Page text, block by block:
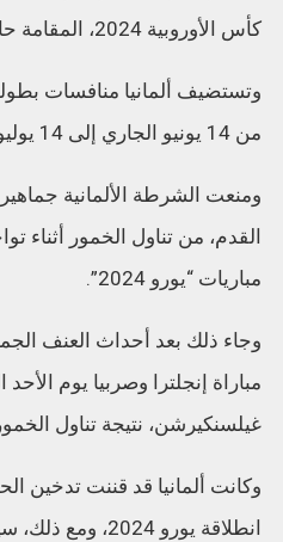
كأس الأوروبية 2024، المقامة حاليا في ألمانيا.
من 14 يونيو الجاري إلى 14 يوليو المقبل.
ومنعت الشرطة الألمانية
القدم، من تناول الخمور
مباريات “يورو 2024”.
وجاء ذلك بعد أحداث العنف
مباراة إنجلترا وصربيا يوم
غيلسنكيرشن، نتيجة تناول
وكانت ألمانيا قد قننت
انطلاقة يورو